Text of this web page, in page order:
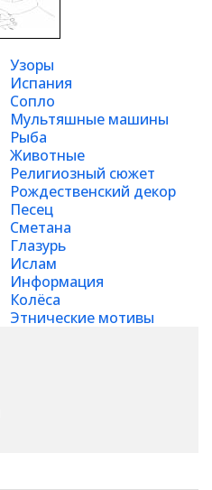
Узоры
Испания
Сопло
Мультяшные машины
Рыба
Животные
Религиозный сюжет
Рождественский декор
Песец
Сметана
Глазурь
Ислам
Информация
Колёса
Этнические мотивы